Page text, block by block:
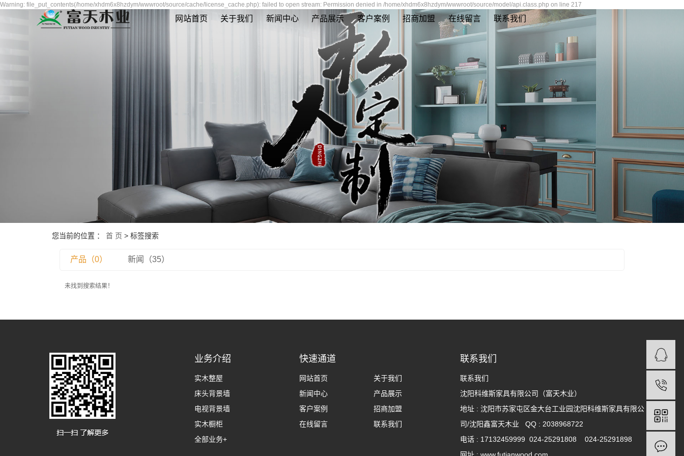
Warning: file_put_contents(/home/xhdm6x8hzdym/wwwroot/source/cache/license_cache.php): failed to open stream: Permission denied in /home/xhdm6x8hzdym/wwwroot/source/model/api.class.php on line 217
网站首页 关于我们 新闻中心 产品展示 客户案例 招商加盟 在线留言 联系我们
您当前的位置 ： 首 页 > 标签搜索
产品（0） 新闻（35）
未找到搜索结果！
业务介绍
实木整屋
床头背景墙
电视背景墙
实木橱柜
全部业务+
快速通道
网站首页
关于我们
新闻中心
产品展示
客户案例
招商加盟
在线留言
联系我们
联系我们
联系我们
沈阳科维斯家具有限公司（富天木业）
地址 : 沈阳市苏家屯区金大台工业园沈阳科维斯家具有限公
司/沈阳鑫富天木业 QQ : 2038968722
电话 : 17132459999 024-25291808 024-25291898
网址 : www.futianwood.com